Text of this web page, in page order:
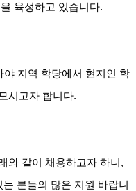
육성하고 있습니다.
야 지역 학당에서 현지인 학
시고자 합니다.
와 같이 채용하고자 하니,
분들의 많은 지원 바랍니